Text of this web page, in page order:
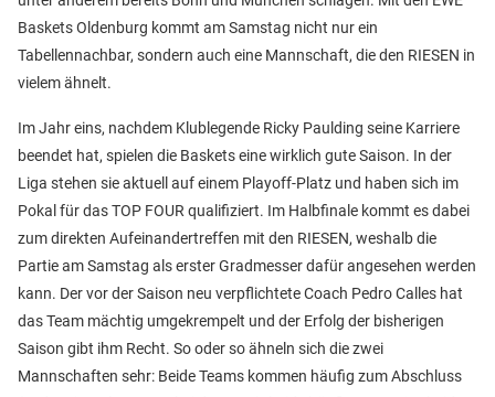
Baskets Oldenburg kommt am Samstag nicht nur ein
Tabellennachbar, sondern auch eine Mannschaft, die den RIESEN in
vielem ähnelt.
Im Jahr eins, nachdem Klublegende Ricky Paulding seine Karriere
beendet hat, spielen die Baskets eine wirklich gute Saison. In der
Liga stehen sie aktuell auf einem Playoff-Platz und haben sich im
Pokal für das TOP FOUR qualifiziert. Im Halbfinale kommt es dabei
zum direkten Aufeinandertreffen mit den RIESEN, weshalb die
Partie am Samstag als erster Gradmesser dafür angesehen werden
kann. Der vor der Saison neu verpflichtete Coach Pedro Calles hat
das Team mächtig umgekrempelt und der Erfolg der bisherigen
Saison gibt ihm Recht. So oder so ähneln sich die zwei
Mannschaften sehr: Beide Teams kommen häufig zum Abschluss